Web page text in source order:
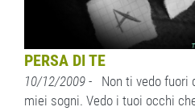
PERSA DI TE
10/12/2009 - Non ti vedo fuori
miei sogni. Vedo i tuoi occhi